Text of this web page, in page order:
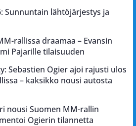
Sunnuntain lähtöjärjestys ja
rallissa draamaa – Evansin
Pajarille tilaisuuden
Sebastien Ogier ajoi rajusti ulos
– kaksikko nousi autosta
nousi Suomen MM-rallin
Ogierin tilannetta